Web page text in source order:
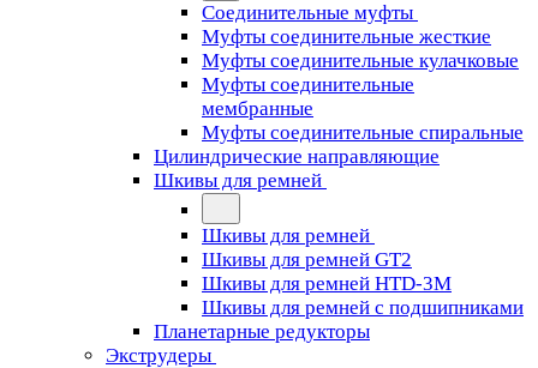
Соединительные муфты
Муфты соединительные жесткие
Муфты соединительные кулачковые
Муфты соединительные
мембранные
Муфты соединительные спиральные
Цилиндрические направляющие
Шкивы для ремней
Шкивы для ремней
Шкивы для ремней GT2
Шкивы для ремней HTD-3M
Шкивы для ремней с подшипниками
Планетарные редукторы
Экструдеры